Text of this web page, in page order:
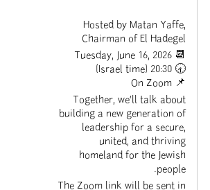
Hosted by Matan Yaffe,
Chairman of El Hadegel
📆 Tuesday, June 16, 2026
🕣 20:30 (Israel time)
📌 On Zoom
Together, we’ll talk about
building a new generation of
leadership for a secure,
united, and thriving
homeland for the Jewish
people.
The Zoom link will be sent in